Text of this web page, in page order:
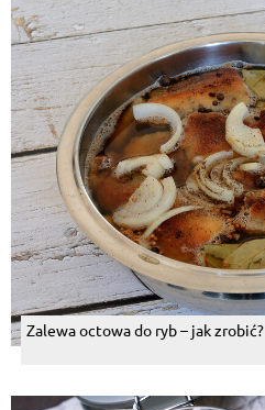
Zalewa octowa do ryb – jak zrobić?